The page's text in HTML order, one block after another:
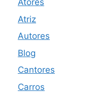
Atores
Atriz
Autores
Blog
Cantores
Carros